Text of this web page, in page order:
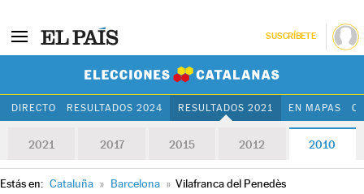
SUSCRÍBETE
DIRECTO RESULTADOS 2024 RESULTADOS 2021 EN MAPAS
2021 2017 2015 2012 2010
Estás en: Cataluña » Barcelona » Vilafranca del Penedès